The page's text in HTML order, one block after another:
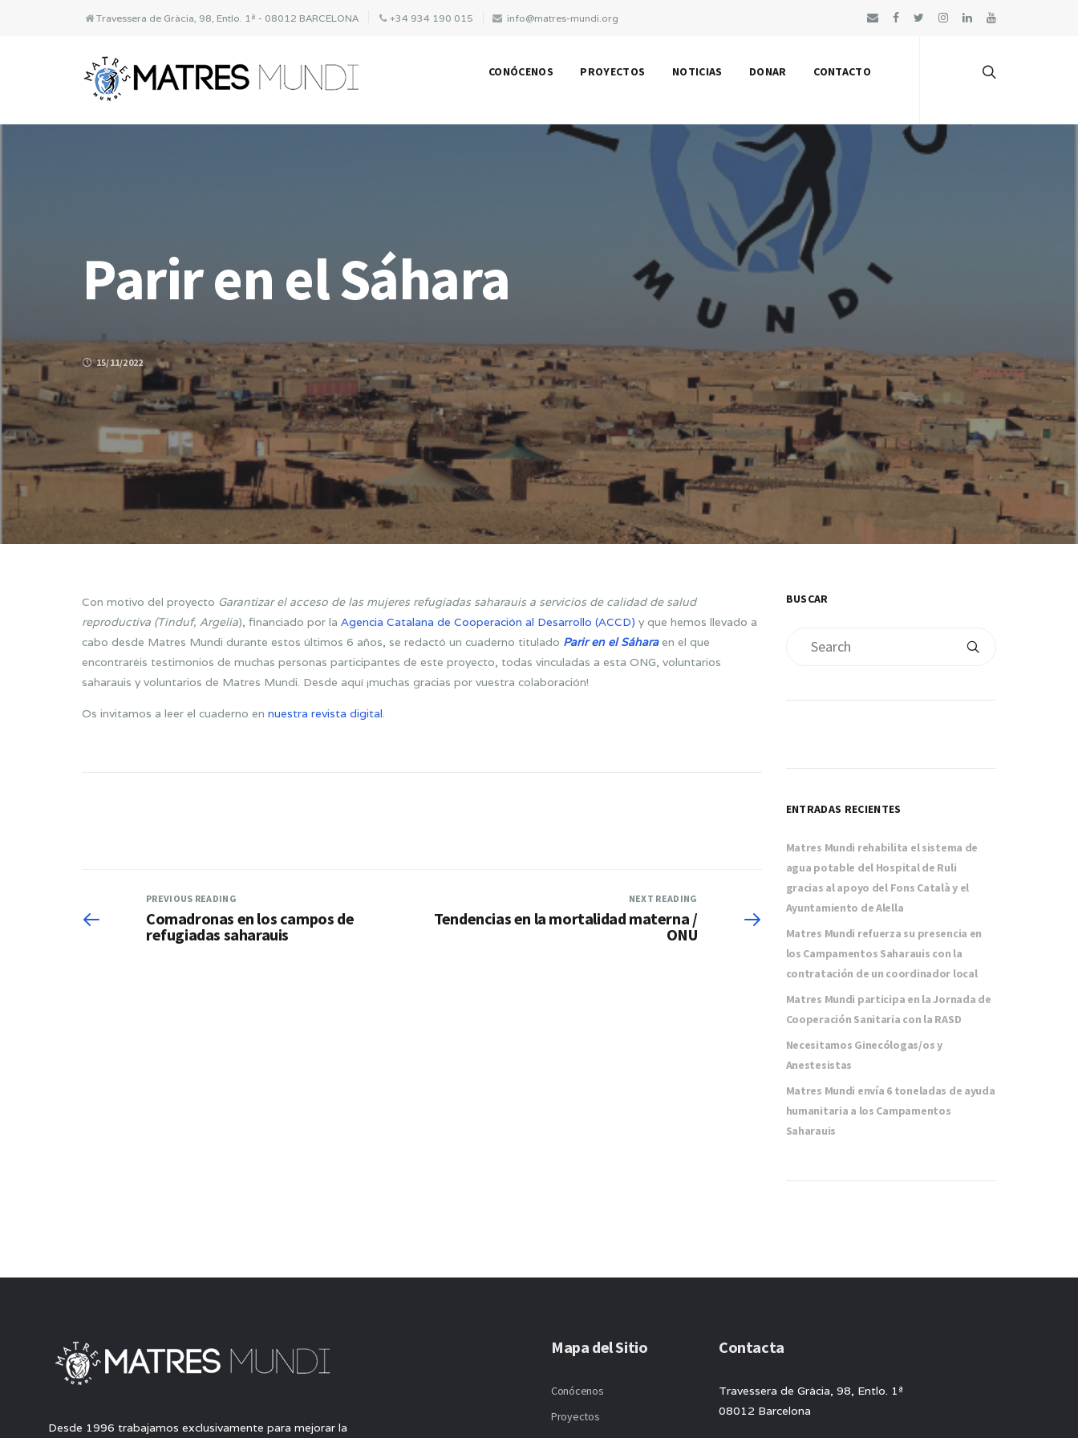
Travessera de Gràcia, 98, Entlo. 1ª - 08012 BARCELONA +34 934 190 015 info@matres-mundi.org
CONÓCENOS PROYECTOS NOTICIAS DONAR CONTACTO
Parir en el Sáhara
15/11/2022
Con motivo del proyecto Garantizar el acceso de las mujeres refugiadas saharauis a servicios de calidad de salud
reproductiva (Tinduf, Argelia), financiado por la Agencia Catalana de Cooperación al Desarrollo (ACCD) y que hemos llevado a
cabo desde Matres Mundi durante estos últimos 6 años, se redactó un cuaderno titulado Parir en el Sáharaen el que
encontraréis testimonios de muchas personas participantes de este proyecto, todas vinculadas a esta ONG, voluntarios
saharauis y voluntarios de Matres Mundi. Desde aquí ¡muchas gracias por vuestra colaboración!
Os invitamos a leer el cuaderno en nuestra revista digital
PREVIOUS READING
Comadronas en los campos de
refugiadas saharauis
NEXT READING
Tendencias en la mortalidad materna /
ONU
BUSCAR
ENTRADAS RECIENTES
Matres Mundi rehabilita el sistema de
agua potable del Hospital de Ruli
gracias al apoyo del Fons Català y el
Ayuntamiento de Alella
Matres Mundi refuerza su presencia en
los Campamentos Saharauis con la
contratación de un coordinador local
Matres Mundi participa en la Jornada de
Cooperación Sanitaria con la RASD
Necesitamos Ginecólogas/os y
Anestesistas
Matres Mundi envía 6 toneladas de ayuda
humanitaria a los Campamentos
Saharauis
Desde 1996 trabajamos exclusivamente para mejorar la
Mapa del Sitio
Conócenos
Proyectos
Contacta
Travessera de Gràcia, 98, Entlo. 1ª
08012 Barcelona